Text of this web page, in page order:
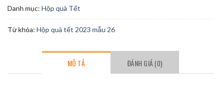
Danh mục: Hộp quà Tết
Từ khóa: Hộp quà tết 2023 mẫu 26
MÔ TẢ ĐÁNH GIÁ (0)